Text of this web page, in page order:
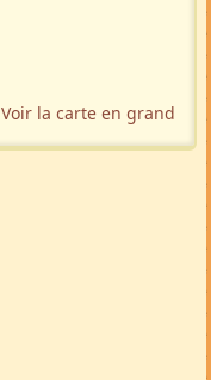
Voir la carte en grand